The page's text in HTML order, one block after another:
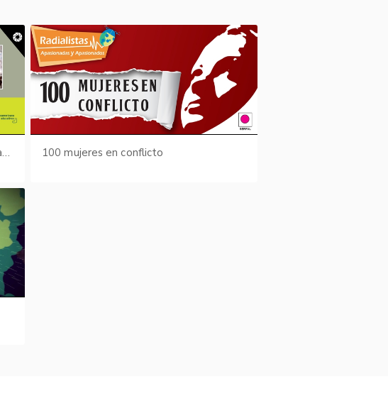
Kairos - La España del siglo XVI y el Barroco 100 mujeres en conflicto